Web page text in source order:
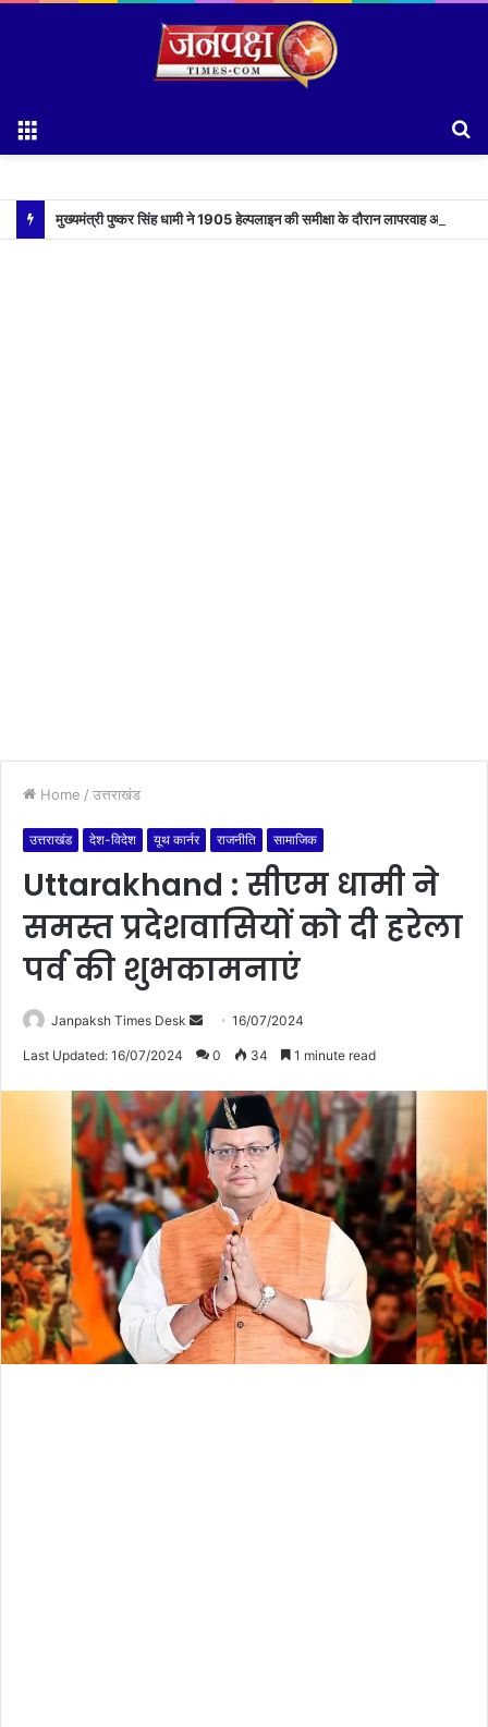
Home / उत्तराखंड
उत्तराखंड देश-विदेश यूथ कार्नर राजनीति सामाजिक
Uttarakhand : सीएम धामी ने
समस्त प्रदेशवासियों को दी हरेला
पर्व की शुभकामनाएं
Janpaksh Times Desk
e
d
a
n
e
m
i
l
16/07/2024
Last Updated: 16/07/2024 0 34 1 minute read